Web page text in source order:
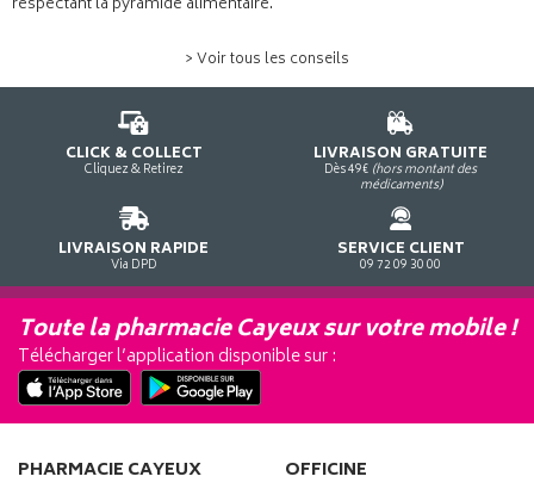
> Voir tous les conseils
CLICK & COLLECT
Cliquez & Retirez
LIVRAISON GRATUITE
Dès 49€ (hors montant des
médicaments)
LIVRAISON RAPIDE
Via DPD
SERVICE CLIENT
09 72 09 30 00
Toute la pharmacie Cayeux sur votre mobile !
Télécharger l’application disponible sur :
PHARMACIE CAYEUX OFFICINE